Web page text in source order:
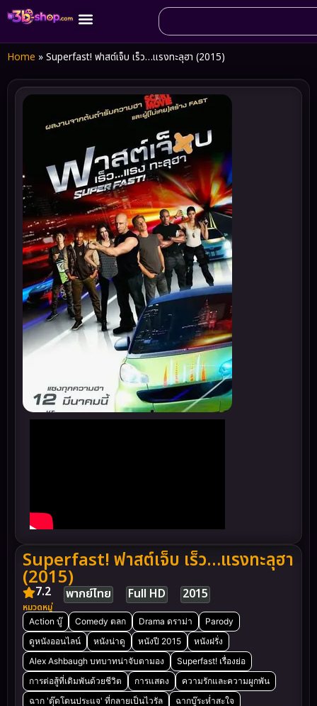
Home » Superfast! ฟาสต์เจ็บ เร็ว…แรงทะลุฮา (2015)
Superfast! ฟาสต์เจ็บ เร็ว…แรงทะลุฮา
(2015)
7.2 พากย์ไทย Full HD 2015
หมวดหมู่
Action บู๊ Comedy ตลก Drama ดราม่า
Parody
ดูหนังออนไลน์
หนังน่าดู หนังปี 2015
หนังฝรั่ง
Alex Ashbaugh บทบาทน่าจับตามอง
Superfast! เรื่องย่อ
การต่อสู้ที่เดิมพันด้วยชีวิต
การแสดง
ความรักและความผูกพัน
ฉาก 'ตุ๊ดโดนประแจ' ที่กลายเป็นไวรัล
ฉากบู๊ระห่ำสะใจ